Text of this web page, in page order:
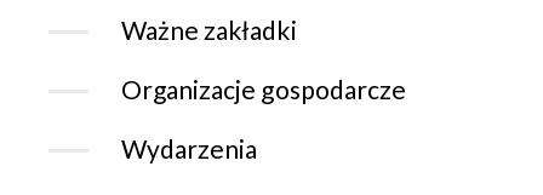
Ważne zakładki
Organizacje gospodarcze
Wydarzenia